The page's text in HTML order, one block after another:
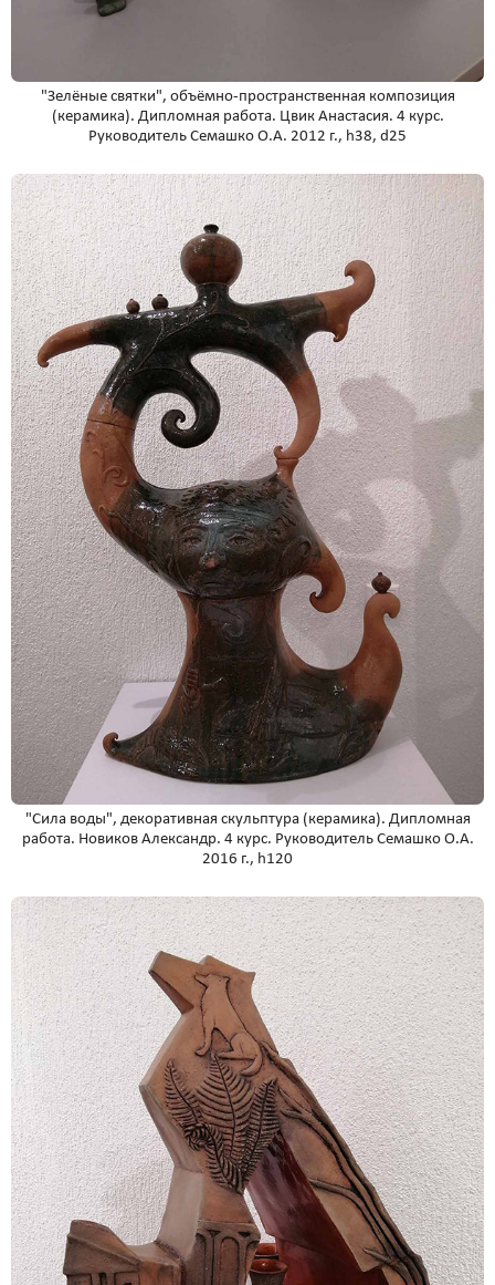
"Зелёные святки", объёмно-пространственная композиция
(керамика). Дипломная работа. Цвик Анастасия. 4 курс.
Руководитель Семашко О.А. 2012 г., h38, d25
"Сила воды", декоративная скульптура (керамика). Дипломная
работа. Новиков Александр. 4 курс. Руководитель Семашко О.А.
2016 г., h120